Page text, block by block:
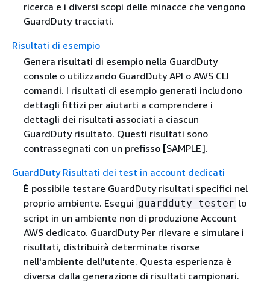
ricerca e i diversi scopi delle minacce che vengono
GuardDuty tracciati.
Risultati di esempio
Genera risultati di esempio nella GuardDuty
console o utilizzando GuardDuty API o AWS CLI
comandi. I risultati di esempio generati includono
dettagli fittizi per aiutarti a comprendere i
dettagli dei risultati associati a ciascun
GuardDuty risultato. Questi risultati sono
contrassegnati con un prefisso [SAMPLE].
GuardDuty Risultati dei test in account dedicati
È possibile testare GuardDuty risultati specifici nel
proprio ambiente. Esegui guardduty-tester lo
script in un ambiente non di produzione Account
AWS dedicato. GuardDuty Per rilevare e simulare i
risultati, distribuirà determinate risorse
nell'ambiente dell'utente. Questa esperienza è
diversa dalla generazione di risultati campionari.